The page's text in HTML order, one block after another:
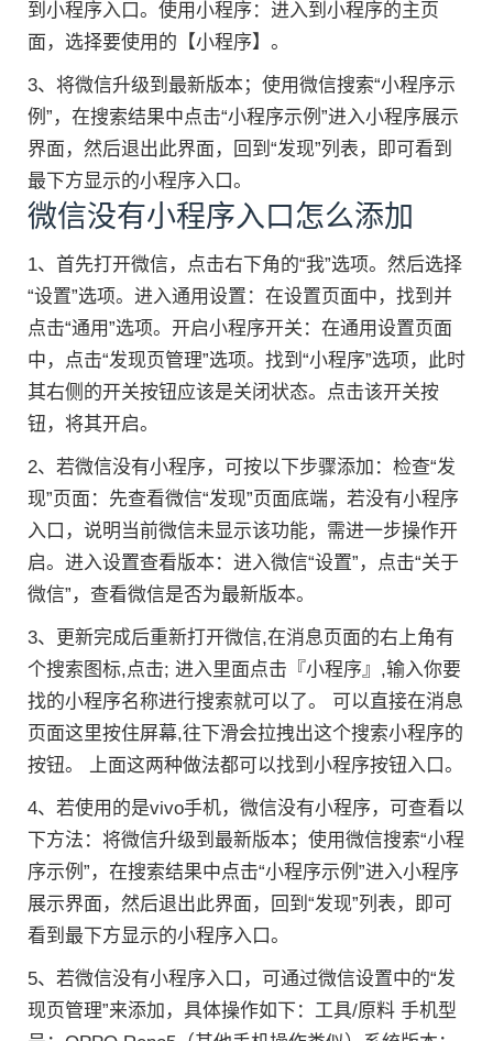
到小程序入口。使用小程序：进入到小程序的主页
面，选择要使用的【小程序】。
3、将微信升级到最新版本；使用微信搜索“小程序示
例”，在搜索结果中点击“小程序示例”进入小程序展示
界面，然后退出此界面，回到“发现”列表，即可看到
最下方显示的小程序入口。
微信没有小程序入口怎么添加
1、首先打开微信，点击右下角的“我”选项。然后选择
“设置”选项。进入通用设置：在设置页面中，找到并
点击“通用”选项。开启小程序开关：在通用设置页面
中，点击“发现页管理”选项。找到“小程序”选项，此时
其右侧的开关按钮应该是关闭状态。点击该开关按
钮，将其开启。
2、若微信没有小程序，可按以下步骤添加：检查“发
现”页面：先查看微信“发现”页面底端，若没有小程序
入口，说明当前微信未显示该功能，需进一步操作开
启。进入设置查看版本：进入微信“设置”，点击“关于
微信”，查看微信是否为最新版本。
3、更新完成后重新打开微信,在消息页面的右上角有
个搜索图标,点击; 进入里面点击『小程序』,输入你要
找的小程序名称进行搜索就可以了。 可以直接在消息
页面这里按住屏幕,往下滑会拉拽出这个搜索小程序的
按钮。 上面这两种做法都可以找到小程序按钮入口。
4、若使用的是vivo手机，微信没有小程序，可查看以
下方法：将微信升级到最新版本；使用微信搜索“小程
序示例”，在搜索结果中点击“小程序示例”进入小程序
展示界面，然后退出此界面，回到“发现”列表，即可
看到最下方显示的小程序入口。
5、若微信没有小程序入口，可通过微信设置中的“发
现页管理”来添加，具体操作如下：工具/原料 手机型